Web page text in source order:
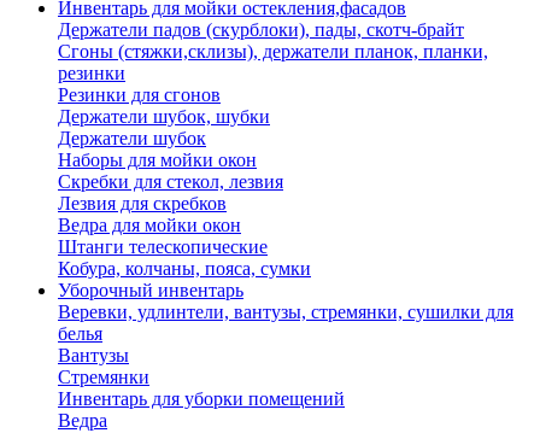
Инвентарь для мойки остекления,фасадов
Держатели падов (скурблоки), пады, скотч-брайт
Сгоны (стяжки,склизы), держатели планок, планки,
резинки
Резинки для сгонов
Держатели шубок, шубки
Держатели шубок
Наборы для мойки окон
Скребки для стекол, лезвия
Лезвия для скребков
Ведра для мойки окон
Штанги телескопические
Кобура, колчаны, пояса, сумки
Уборочный инвентарь
Веревки, удлинтели, вантузы, стремянки, сушилки для
белья
Вантузы
Стремянки
Инвентарь для уборки помещений
Ведра